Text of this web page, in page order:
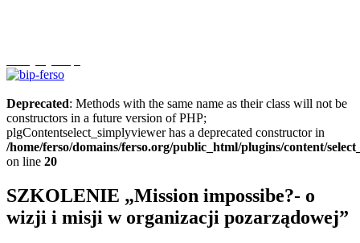
Deprecated: Methods with the same name as their class will not be
constructors in a future version of PHP;
plgContentselect_simplyviewer has a deprecated constructor in
/home/ferso/domains/ferso.org/public_html/plugins/content/
on line 20
SZKOLENIE „Mission impossibe?- o
wizji i misji w organizacji pozarządowej”